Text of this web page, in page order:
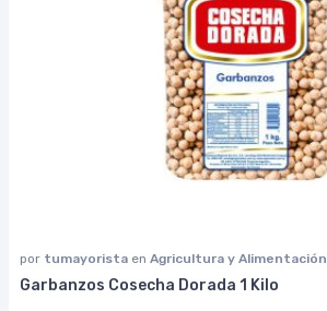
por tumayorista en Agricultura y Alimentación
Garbanzos Cosecha Dorada 1 Kilo